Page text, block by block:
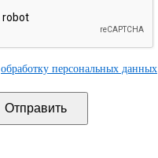
обработку персональных данных